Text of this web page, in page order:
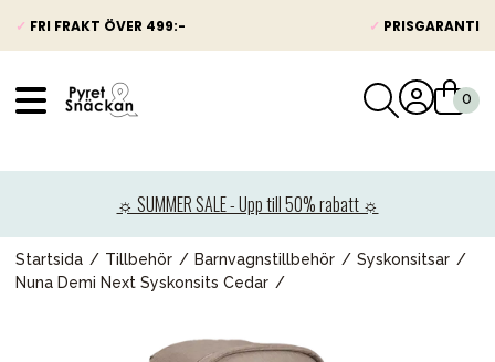
✓ FRI FRAKT ÖVER 499:- ✓ PRISGARANTI
☼ SUMMER SALE - Upp till 50% rabatt ☼
Startsida Tillbehör Barnvagnstillbehör
Syskonsitsar
Nuna Demi Next Syskonsits Cedar
Barnvagnar
Bilbarnstolar
Barn & Baby